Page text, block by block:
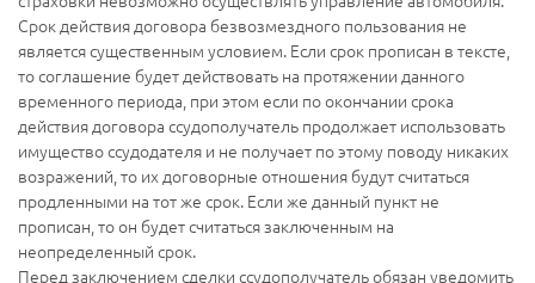
Срок действия договора безвозмездного пользования не
является существенным условием. Если срок прописан в тексте,
то соглашение будет действовать на протяжении данного
временного периода, при этом если по окончании срока
действия договора ссудополучатель продолжает использовать
имущество ссудодателя и не получает по этому поводу никаких
возражений, то их договорные отношения будут считаться
продленными на тот же срок. Если же данный пункт не
прописан, то он будет считаться заключенным на
неопределенный срок.
Перед заключением сделки ссудополучатель обязан уведомить